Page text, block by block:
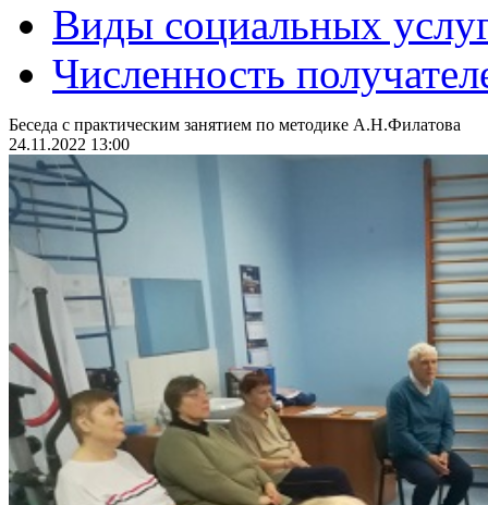
Виды социальных
Численность
Беседа с практическим занятием по методике А.Н.Филатова
24.11.2022 13:00